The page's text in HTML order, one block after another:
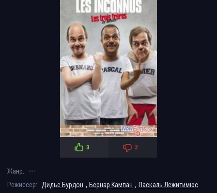
3 2
Жанр: ---
Режиссер: Дидье Бурдон , Бернар Кампан , Паскаль Лежитимюс